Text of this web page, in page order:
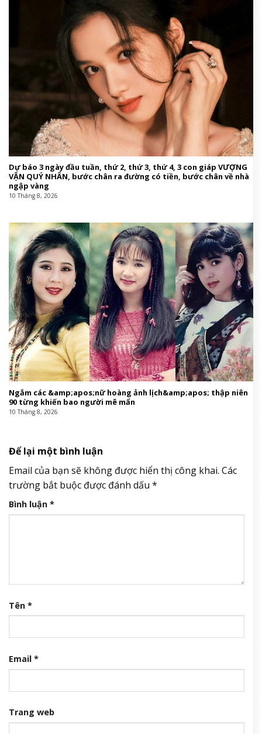
Dự báo 3 ngày đầu tuần, thứ 2, thứ 3, thứ 4, 3 con giáp VƯỢNG
VẬN QUÝ NHÂN, bước chân ra đường có tiền, bước chân về nhà
ngập vàng
10 Tháng 8, 2026
Ngắm các &amp;apos;nữ hoàng ảnh lịch&amp;apos; thập niên
90 từng khiến bao người mê mẩn
10 Tháng 8, 2026
Để lại một bình luận
Email của bạn sẽ không được hiển thị công khai. Các
trường bắt buộc được đánh dấu *
Bình luận *
Tên *
Email *
Trang web